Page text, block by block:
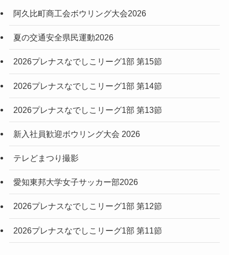
阿久比町商工会ボウリング大会2026
夏の交通安全県民運動2026
2026プレナスなでしこリーグ1部 第15節
2026プレナスなでしこリーグ1部 第14節
2026プレナスなでしこリーグ1部 第13節
新入社員歓迎ボウリング大会 2026
テレどまつり撮影
愛知東邦大学女子サッカー部2026
2026プレナスなでしこリーグ1部 第12節
2026プレナスなでしこリーグ1部 第11節